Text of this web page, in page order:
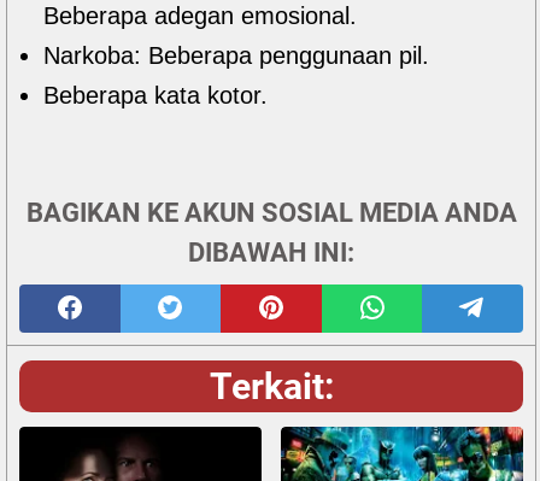
Beberapa adegan emosional.
Narkoba: Beberapa penggunaan pil.
Beberapa kata kotor.
BAGIKAN KE AKUN SOSIAL MEDIA ANDA
DIBAWAH INI:
Terkait: